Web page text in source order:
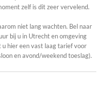
zelf is dit zeer vervelend.
niet lang wachten. Bel naar
bij u in Utrecht en omgeving
hier een vast laag tarief voor
en avond/weekend toeslag).